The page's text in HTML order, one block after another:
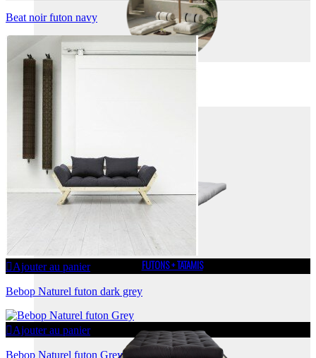
FUTONS
FUTONS + TATAMIS
Beat noir futon navy
Ajouter au panier
Bebop Naturel futon dark grey
Ajouter au panier
Bebop Naturel futon Grey